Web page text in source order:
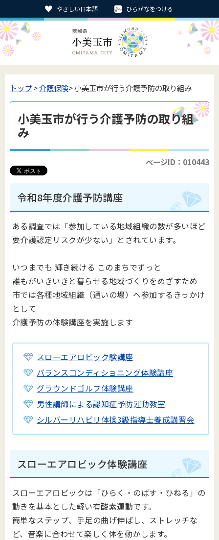
やさしい日本語 ひらがなをつける
トップ>介護保険> 小美玉市が行う介護予防の取り組み
小美玉市が行う介護予防の取り組
み
ページID：010443
令和8年度介護予防講座
ある調査では「参加している地域組織の数が多いほど
要介護認定リスクが少ない」とされています。
いつまでも 輝き続ける このまちでずっと
誰もがいきいきと暮らせる地域づくりをめざすため
市では各種地域組織（通いの場）へ参加するきっかけ
として
介護予防の体験講座を実施します
スローエアロビック験講座
バランスコンディショニング体験講座
グラウンドゴルフ体験講座
男性講師による認知症予防運動教室
シルバーリハビリ体操3級指導士養成講習会
スローエアロビック体験講座
スローエアロビックは「ひらく・のばす・ひねる」の
動きを基本とした軽い有酸素運動です。
簡単なステップ、手足の曲げ伸ばし、ストレッチな
ど、音楽に合わせて楽しく体を動かします。